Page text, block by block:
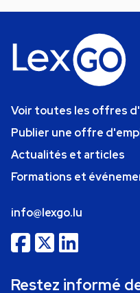
Voir toutes les offres
Publier une offre
Actualités et articles
Formations et
info@lexgo.lu
Restez informé